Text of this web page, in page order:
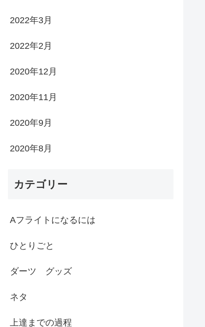
2022年3月
2022年2月
2020年12月
2020年11月
2020年9月
2020年8月
カテゴリー
Aフライトになるには
ひとりごと
ダーツ グッズ
ネタ
上達までの過程